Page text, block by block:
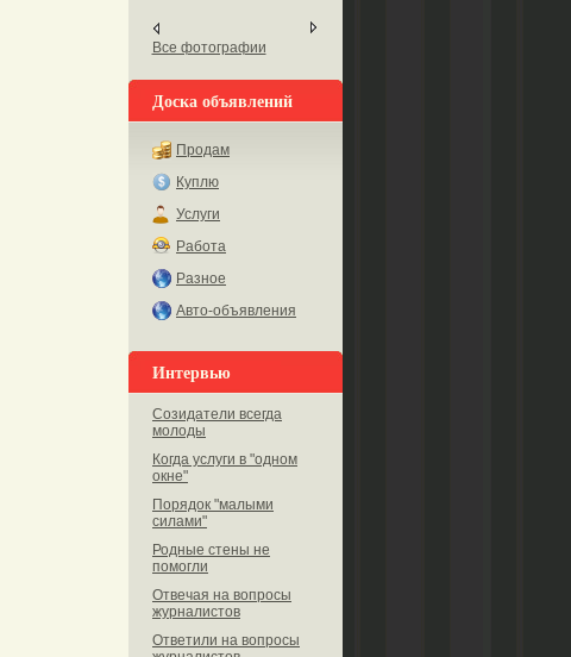
Все фотографии
Доска объявлений
Продам
Куплю
Услуги
Работа
Разное
Авто-объявления
Интервью
Созидатели всегда
молоды
Когда услуги в "одном
окне"
Порядок "малыми
силами"
Родные стены не
помогли
Отвечая на вопросы
журналистов
Ответили на вопросы